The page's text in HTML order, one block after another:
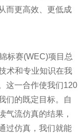
而更高效、更低成
标赛(WEC)项目总
术和专业知识在我
这一合作使我们120
们的既定目标。自
气流仿真的结果，
过仿真，我们就能